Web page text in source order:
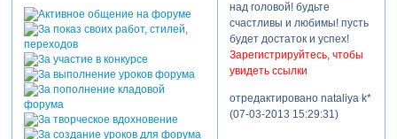
над головой! будьте
счастливы и любимы! пусть
будет достаток и успех!
Зарегистрируйтесь, чтобы
увидеть ссылки
отредактировано nataliya k*
(07-03-2013 15:29:31)